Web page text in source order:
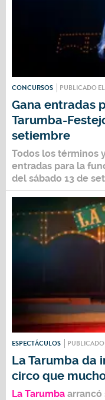
CONCURSOS PUBLICADO
Gana entradas
Tarumba-
setiembre
Todos los términos
entradas para la
del sábado 13 de
ESPECTÁCULOS PUBLICADO
La Tarumba da
circo que
La Tarumba arrancó